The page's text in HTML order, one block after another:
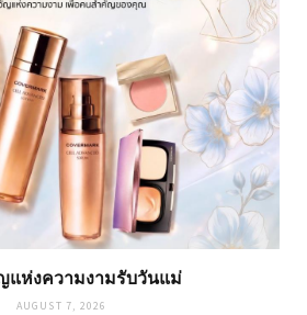
แห่งความงามรับวันแม่
AUGUST 7, 2026